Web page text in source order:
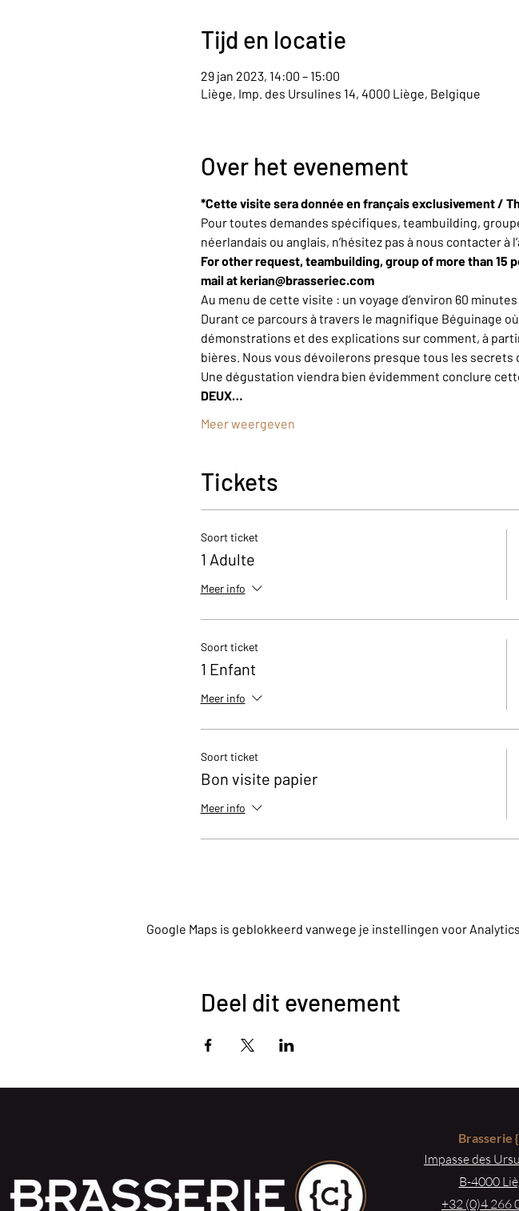
Tijd en locatie
29 jan 2023, 14:00 – 15:00
Liège, Imp. des Ursulines 14, 4000 Liège, Belgique
Over het evenement
*Cette visite sera donnée en français exclusivement /
Pour toutes demandes spécifiques, teambuilding,
néerlandais ou anglais, n’hésitez pas à nous contacter à
For other request, teambuilding, group of more than 15
mail at kerian@brasseriec.com
Au menu de cette visite : un voyage d’environ 60
Durant ce parcours à travers le magnifique Béguinage
démonstrations et des explications sur comment, à
bières. Nous vous dévoilerons presque tous les
Une dégustation viendra bien évidemment conclure
DEUX…
Meer weergeven
Tickets
Soort ticket
1 Adulte
Meer info
Soort ticket
1 Enfant
Meer info
Soort ticket
Bon visite papier
Meer info
Google Maps is geblokkeerd vanwege je instellingen voor
Deel dit evenement
Brasserie
Impasse des
B-4000
+32 (0)4 266